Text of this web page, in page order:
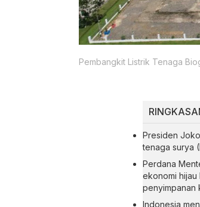
Pembangkit Listrik Tenaga
Presiden
tenaga surya
Perdana
ekonomi
penyimpanan
Indonesia